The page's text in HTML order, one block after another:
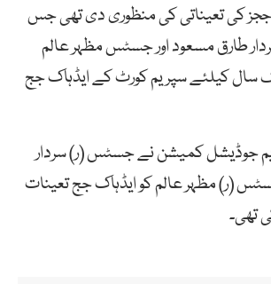
کی تعیناتی کی منظوری دی تھی جس
طارق مسعود اور جسٹس مظہر عالم
سال کیلئے سپریم کورٹ کے ایڈہاک جج
جوڈیشل کمیشن نے جسٹس (ر) سردار
(ر) مظہر عالم کو ایڈہاک جج تعینات
تھی۔